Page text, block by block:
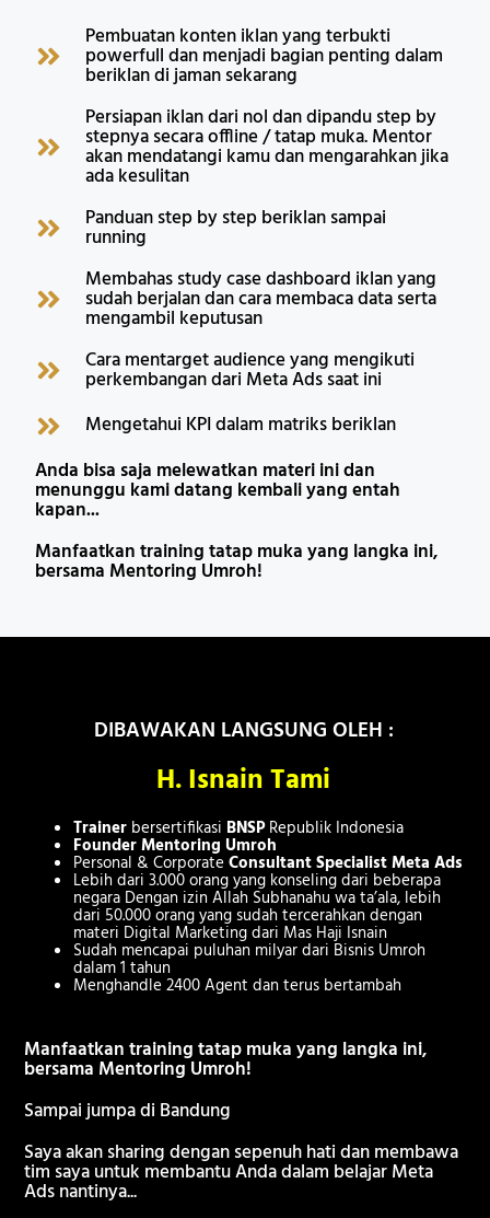
Pembuatan konten iklan yang terbukti
powerfull dan menjadi bagian penting dalam
beriklan di jaman sekarang
Persiapan iklan dari nol dan dipandu step by
stepnya secara offline / tatap muka. Mentor
akan mendatangi kamu dan mengarahkan jika
ada kesulitan
Panduan step by step beriklan sampai
running
Membahas study case dashboard iklan yang
sudah berjalan dan cara membaca data serta
mengambil keputusan
Cara mentarget audience yang mengikuti
perkembangan dari Meta Ads saat ini
Mengetahui KPI dalam matriks beriklan
Anda bisa saja melewatkan materi ini dan
menunggu kami datang kembali yang entah
kapan...
Manfaatkan training tatap muka yang langka ini,
bersama Mentoring Umroh!
DIBAWAKAN LANGSUNG OLEH :
H. Isnain Tami
Trainer bersertifikasi BNSPRepublik Indonesia
Founder Mentoring Umroh
Personal & CorporateConsultant Specialist Meta Ads
Lebih dari 3.000 orang yang konseling dari beberapa
negara Dengan izin Allah Subhanahu wa ta’ala, lebih
dari 50.000 orang yang sudah tercerahkan dengan
materi Digital Marketing dari Mas Haji Isnain
Sudah mencapai puluhan milyar dari Bisnis Umroh
dalam 1 tahun
Menghandle 2400 Agent dan terus bertambah
Manfaatkan training tatap muka yang langka ini,
bersama Mentoring Umroh!
Sampai jumpa di Bandung
Saya akan sharing dengan sepenuh hati dan membawa
tim saya untuk membantu Anda dalam belajar Meta
Ads nantinya...